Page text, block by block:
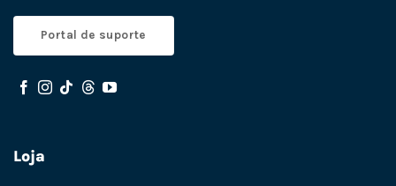
Portal de suporte
Loja